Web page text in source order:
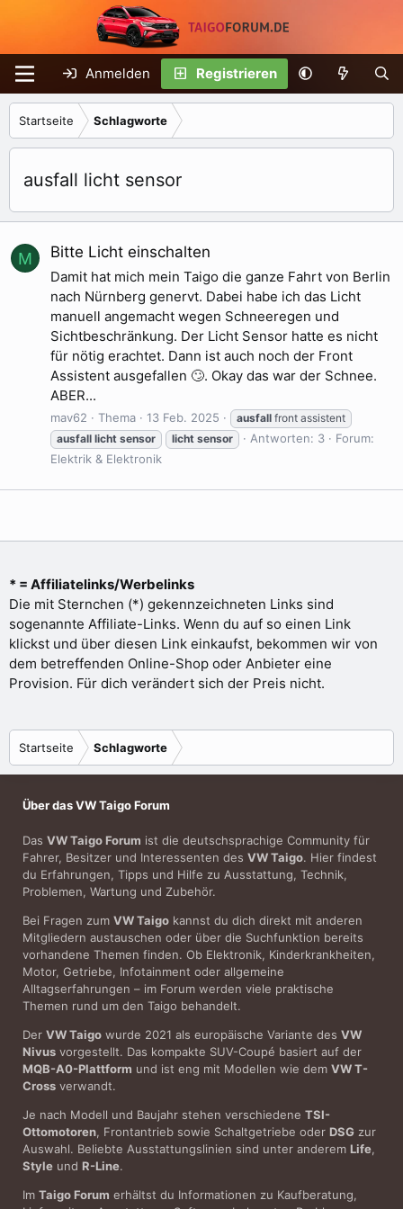
Anmelden Registrieren
Startseite Schlagworte
ausfall licht sensor
M Bitte Licht einschalten
Damit hat mich mein Taigo die ganze Fahrt von Berlin
nach Nürnberg genervt. Dabei habe ich das Licht
manuell angemacht wegen Schneeregen und
Sichtbeschränkung. Der Licht Sensor hatte es nicht
für nötig erachtet. Dann ist auch noch der Front
Assistent ausgefallen 🙄. Okay das war der Schnee.
ABER...
mav62 Thema 13 Feb. 2025 ausfall front assistent
ausfall licht sensor licht sensor Antworten: 3
Forum:
Elektrik & Elektronik
* = Affiliatelinks/Werbelinks
Die mit Sternchen (*) gekennzeichneten Links sind
sogenannte Affiliate-Links. Wenn du auf so einen Link
klickst und über diesen Link einkaufst, bekommen wir von
dem betreffenden Online-Shop oder Anbieter eine
Provision. Für dich verändert sich der Preis nicht.
Startseite Schlagworte
Über das VW Taigo Forum
Das VW Taigo Forum ist die deutschsprachige Community für
Fahrer, Besitzer und Interessenten des VW Taigo. Hier findest
du Erfahrungen, Tipps und Hilfe zu Ausstattung, Technik,
Problemen, Wartung und Zubehör.
Bei Fragen zum VW Taigo kannst du dich direkt mit anderen
Mitgliedern austauschen oder über die Suchfunktion bereits
vorhandene Themen finden. Ob Elektronik, Kinderkrankheiten,
Motor, Getriebe, Infotainment oder allgemeine
Alltagserfahrungen – im Forum werden viele praktische
Themen rund um den Taigo behandelt.
Der VW Taigo wurde 2021 als europäische Variante des VW
Nivus vorgestellt. Das kompakte SUV-Coupé basiert auf der
MQB-A0-Plattform und ist eng mit Modellen wie dem VW T-
Cross verwandt.
Je nach Modell und Baujahr stehen verschiedene TSI-
Ottomotoren, Frontantrieb sowie Schaltgetriebe oder DSG zur
Auswahl. Beliebte Ausstattungslinien sind unter anderem Life,
Style und R-Line.
Im Taigo Forum erhältst du Informationen zu Kaufberatung,